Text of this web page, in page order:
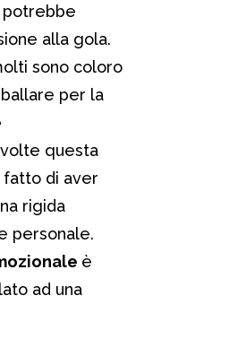
potrebbe
alla gola.
sono coloro
per la
volte questa
fatto di aver
rigida
personale.
è
ad una